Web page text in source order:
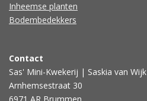
Inheemse planten
Bodembedekkers
Contact
Sas' Mini-Kwekerij | Saskia van Wijk
Arnhemsestraat 30